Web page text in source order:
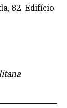
82, Edifício